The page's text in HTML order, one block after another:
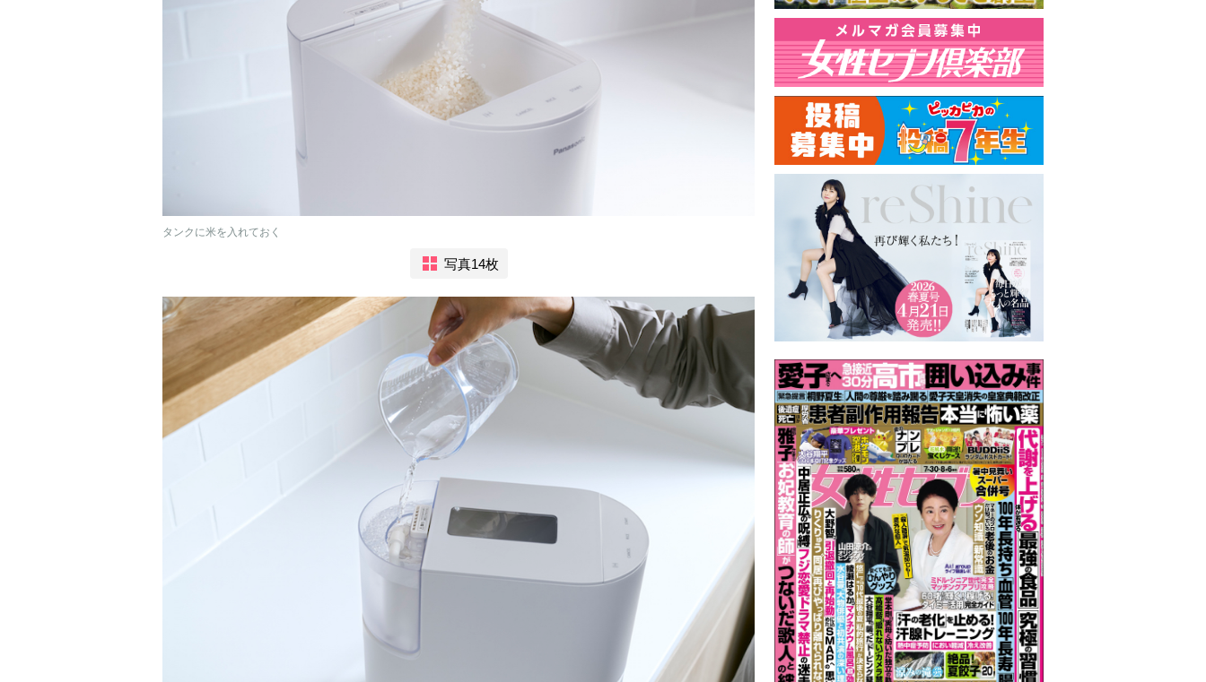
タンクに米を入れておく
写真14枚